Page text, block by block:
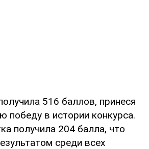
516 баллов, принеся
победу в истории конкурса.
получила 204 балла, что
среди всех